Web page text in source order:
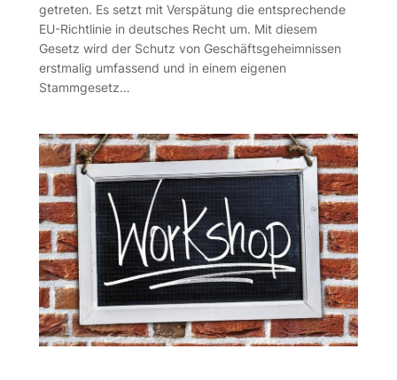
getreten. Es setzt mit Verspätung die entsprechende
EU-Richtlinie in deutsches Recht um. Mit diesem
Gesetz wird der Schutz von Geschäftsgeheimnissen
erstmalig umfassend und in einem eigenen
Stammgesetz…